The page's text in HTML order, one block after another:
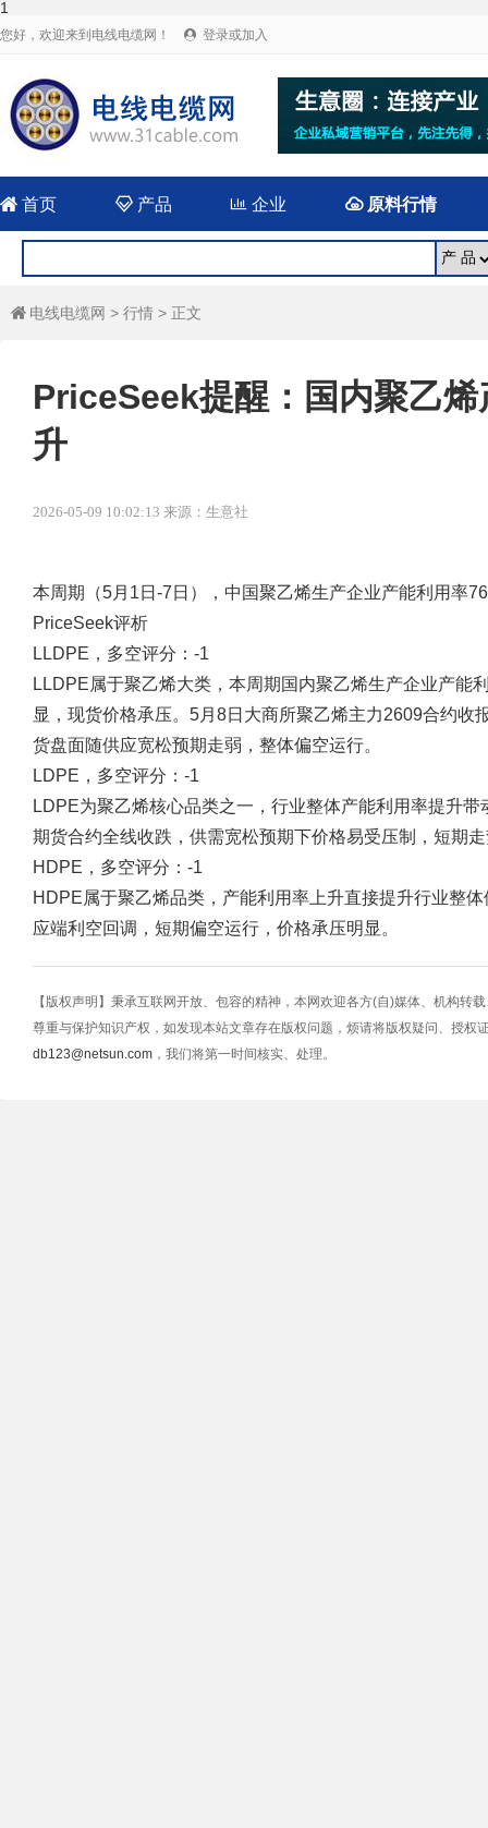
1
您好，欢迎来到电线电缆网！  登录或加入
 首页 产品  企业 原料行情
 电线电缆网 > 行情 > 正文
PriceSeek提醒：国内聚乙
升
2026-05-09 10:02:13 来源：生意社
本周期（5月1日-7日），中国聚乙烯生产企业产能利用率
PriceSeek评析
LLDPE，多空评分：-1
LLDPE属于聚乙烯大类，本周期国内聚乙烯生产企业产能
显，现货价格承压。5月8日大商所聚乙烯主力2609合约收
货盘面随供应宽松预期走弱，整体偏空运行。
LDPE，多空评分：-1
LDPE为聚乙烯核心品类之一，行业整体产能利用率提升
期货合约全线收跌，供需宽松预期下价格易受压制，短期
HDPE，多空评分：-1
HDPE属于聚乙烯品类，产能利用率上升直接提升行业整
应端利空回调，短期偏空运行，价格承压明显。
【版权声明】秉承互联网开放、包容的精神，本网欢迎各方(自)媒体、机构转
尊重与保护知识产权，如发现本站文章存在版权问题，烦请将版权疑问、授权
db123@netsun.com ，我们将第一时间核实、处理。